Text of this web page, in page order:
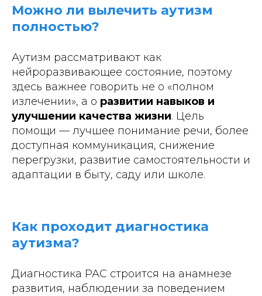
Можно ли вылечить аутизм
полностью?
Аутизм рассматривают как
нейроразвивающее состояние, поэтому
здесь важнее говорить не о «полном
излечении», а о развитии навыков и
улучшении качества жизни. Цель
помощи — лучшее понимание речи, более
доступная коммуникация, снижение
перегрузки, развитие самостоятельности и
адаптации в быту, саду или школе.
Как проходит диагностика
аутизма?
Диагностика РАС строится на анамнезе
развития, наблюдении за поведением